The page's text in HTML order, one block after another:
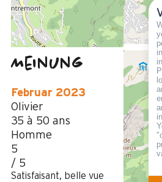
Des Stoppens
Meinung
Februar 2023
Olivier
35 à 50 ans
Homme
5
/ 5
Satisfaisant, belle vue